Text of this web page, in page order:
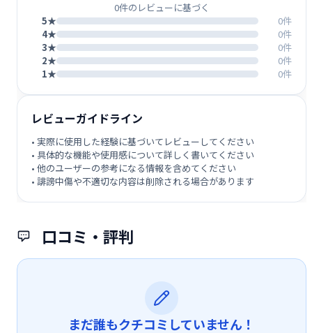
口コミ・評判
まだ誰もクチコミしていません！
0件のレビューに基づく
5★
0件
4★
0件
3★
0件
2★
0件
1★
0件
レビューガイドライン
• 実際に使用した経験に基づいてレビューしてください
• 具体的な機能や使用感について詳しく書いてください
• 他のユーザーの参考になる情報を含めてください
• 誹謗中傷や不適切な内容は削除される場合があります